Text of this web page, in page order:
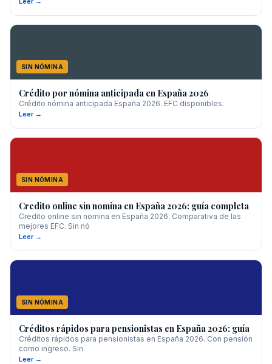
SIN NÓMINA
Crédito por nómina anticipada en España 2026
Crédito nómina anticipada España 2026. EFC disponibles.
Leer →
SIN NÓMINA
Credito online sin nomina en España 2026: guía completa
Credito online sin nomina en España 2026. Comparativa de las
mejores EFC. Sin nó
Leer →
SIN NÓMINA
Créditos rápidos para pensionistas en España 2026: guía
Créditos rápidos para pensionistas en España 2026. Con pensión
como ingreso. Sin
Leer →